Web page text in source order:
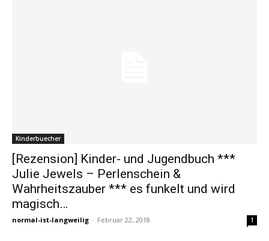
Kinderbuecher
[Rezension] Kinder- und Jugendbuch ***
Julie Jewels – Perlenschein &
Wahrheitszauber *** es funkelt und wird
magisch…
normal-ist-langweilig - Februar 22, 2018 1